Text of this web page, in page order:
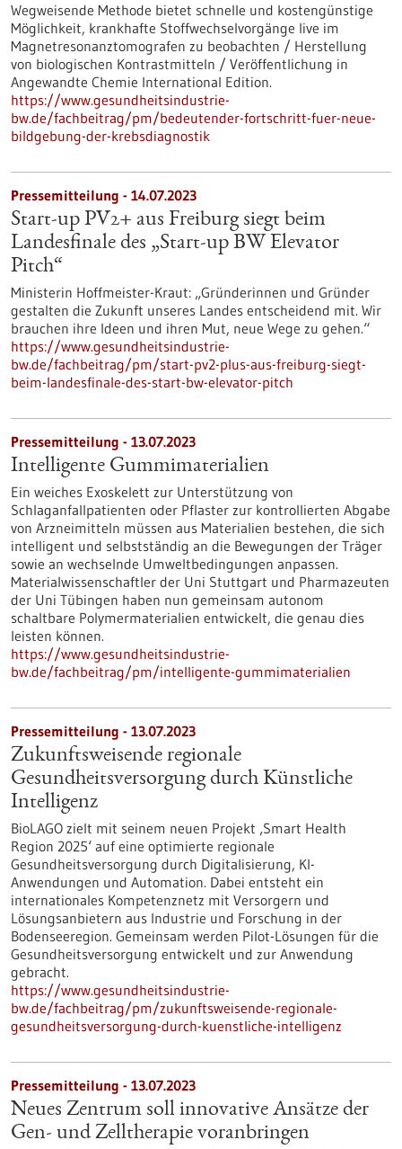
Wegweisende Methode bietet schnelle und kostengünstige
Möglichkeit, krankhafte Stoffwechselvorgänge live im
Magnetresonanztomografen zu beobachten / Herstellung
von biologischen Kontrastmitteln / Veröffentlichung in
Angewandte Chemie International Edition.
https://www.gesundheitsindustrie-
bw.de/fachbeitrag/pm/bedeutender-fortschritt-fuer-neue-
bildgebung-der-krebsdiagnostik
Pressemitteilung - 14.07.2023
Start-up PV2+ aus Freiburg siegt beim
Landesfinale des „Start-up BW Elevator
Pitch“
Ministerin Hoffmeister-Kraut: „Gründerinnen und Gründer
gestalten die Zukunft unseres Landes entscheidend mit. Wir
brauchen ihre Ideen und ihren Mut, neue Wege zu gehen.“
https://www.gesundheitsindustrie-
bw.de/fachbeitrag/pm/start-pv2-plus-aus-freiburg-siegt-
beim-landesfinale-des-start-bw-elevator-pitch
Pressemitteilung - 13.07.2023
Intelligente Gummimaterialien
Ein weiches Exoskelett zur Unterstützung von
Schlaganfallpatienten oder Pflaster zur kontrollierten Abgabe
von Arzneimitteln müssen aus Materialien bestehen, die sich
intelligent und selbstständig an die Bewegungen der Träger
sowie an wechselnde Umweltbedingungen anpassen.
Materialwissenschaftler der Uni Stuttgart und Pharmazeuten
der Uni Tübingen haben nun gemeinsam autonom
schaltbare Polymermaterialien entwickelt, die genau dies
leisten können.
https://www.gesundheitsindustrie-
bw.de/fachbeitrag/pm/intelligente-gummimaterialien
Pressemitteilung - 13.07.2023
Zukunftsweisende regionale
Gesundheitsversorgung durch Künstliche
Intelligenz
BioLAGO zielt mit seinem neuen Projekt ‚Smart Health
Region 2025‘ auf eine optimierte regionale
Gesundheitsversorgung durch Digitalisierung, KI-
Anwendungen und Automation. Dabei entsteht ein
internationales Kompetenznetz mit Versorgern und
Lösungsanbietern aus Industrie und Forschung in der
Bodenseeregion. Gemeinsam werden Pilot-Lösungen für die
Gesundheitsversorgung entwickelt und zur Anwendung
gebracht.
https://www.gesundheitsindustrie-
bw.de/fachbeitrag/pm/zukunftsweisende-regionale-
gesundheitsversorgung-durch-kuenstliche-intelligenz
Pressemitteilung - 13.07.2023
Neues Zentrum soll innovative Ansätze der
Gen- und Zelltherapie voranbringen